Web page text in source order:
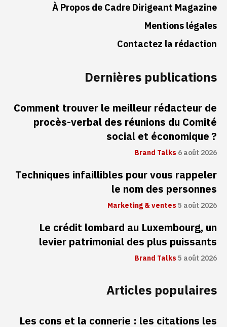
À Propos de Cadre Dirigeant Magazine
Mentions légales
Contactez la rédaction
Dernières publications
Comment trouver le meilleur rédacteur de
procès-verbal des réunions du Comité
social et économique ?
Brand Talks6 août 2026
Techniques infaillibles pour vous rappeler
le nom des personnes
Marketing & ventes5 août 2026
Le crédit lombard au Luxembourg, un
levier patrimonial des plus puissants
Brand Talks5 août 2026
Articles populaires
Les cons et la connerie : les citations les